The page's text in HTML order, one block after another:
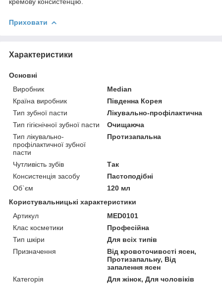
Приховати
Характеристики
Основні
Виробник
Median
Країна виробник
Південна Корея
Тип зубної пасти
Лікувально-профілактична
Тип гігієнічної зубної пасти
Очищаюча
Тип лікувально-
профілактичної зубної
пасти
Протизапальна
Чутливість зубів
Так
Консистенція засобу
Пастоподібні
Об`єм
120 мл
Користувальницькі характеристики
Артикул
MED0101
Клас косметики
Професійна
Тип шкіри
Для всіх типів
Призначення
Від кровоточивості ясен,
Протизапальну, Від
запалення ясен
Категорія
Для жінок, Для чоловіків